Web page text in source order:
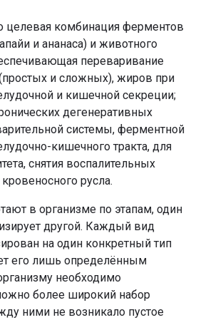
целевая комбинация ферментов
и ананаса) и животного
переваривание
и сложных), жиров при
и кишечной секреции;
дегенеративных
системы, ферментной
кишечного тракта, для
снятия воспалительных
русла.
в организме по этапам, один
другой. Каждый вид
на один конкретный тип
его лишь определённым
необходимо
более широкий набор
ними не возникало пустое